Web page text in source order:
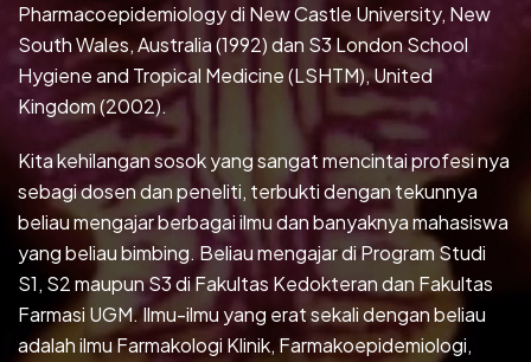
Pharmacoepidemiology di New Castle University, New
South Wales, Australia (1992) dan S3 London School
Hygiene and Tropical Medicine (LSHTM), United
Kingdom (2002).
Kita kehilangan sosok yang sangat mencintai profesi nya
sebagi dosen dan peneliti, terbukti dengan tekunnya
beliau mengajar berbagai ilmu dan banyaknya mahasiswa
yang beliau bimbing. Beliau mengajar di Program Studi
S1, S2 maupun S3 di Fakultas Kedokteran dan Fakultas
Farmasi UGM. Ilmu-ilmu yang erat sekali dengan beliau
adalah ilmu Farmakologi Klinik, Farmakoepidemiologi,